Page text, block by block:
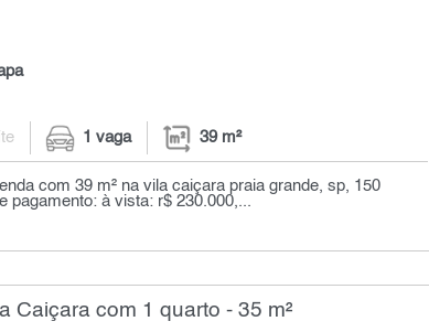
1 vaga 39 m²
com 39 m² na vila caiçara praia grande, sp, 150
pagamento: à vista: r$ 230.000,...
Caiçara com 1 quarto - 35 m²